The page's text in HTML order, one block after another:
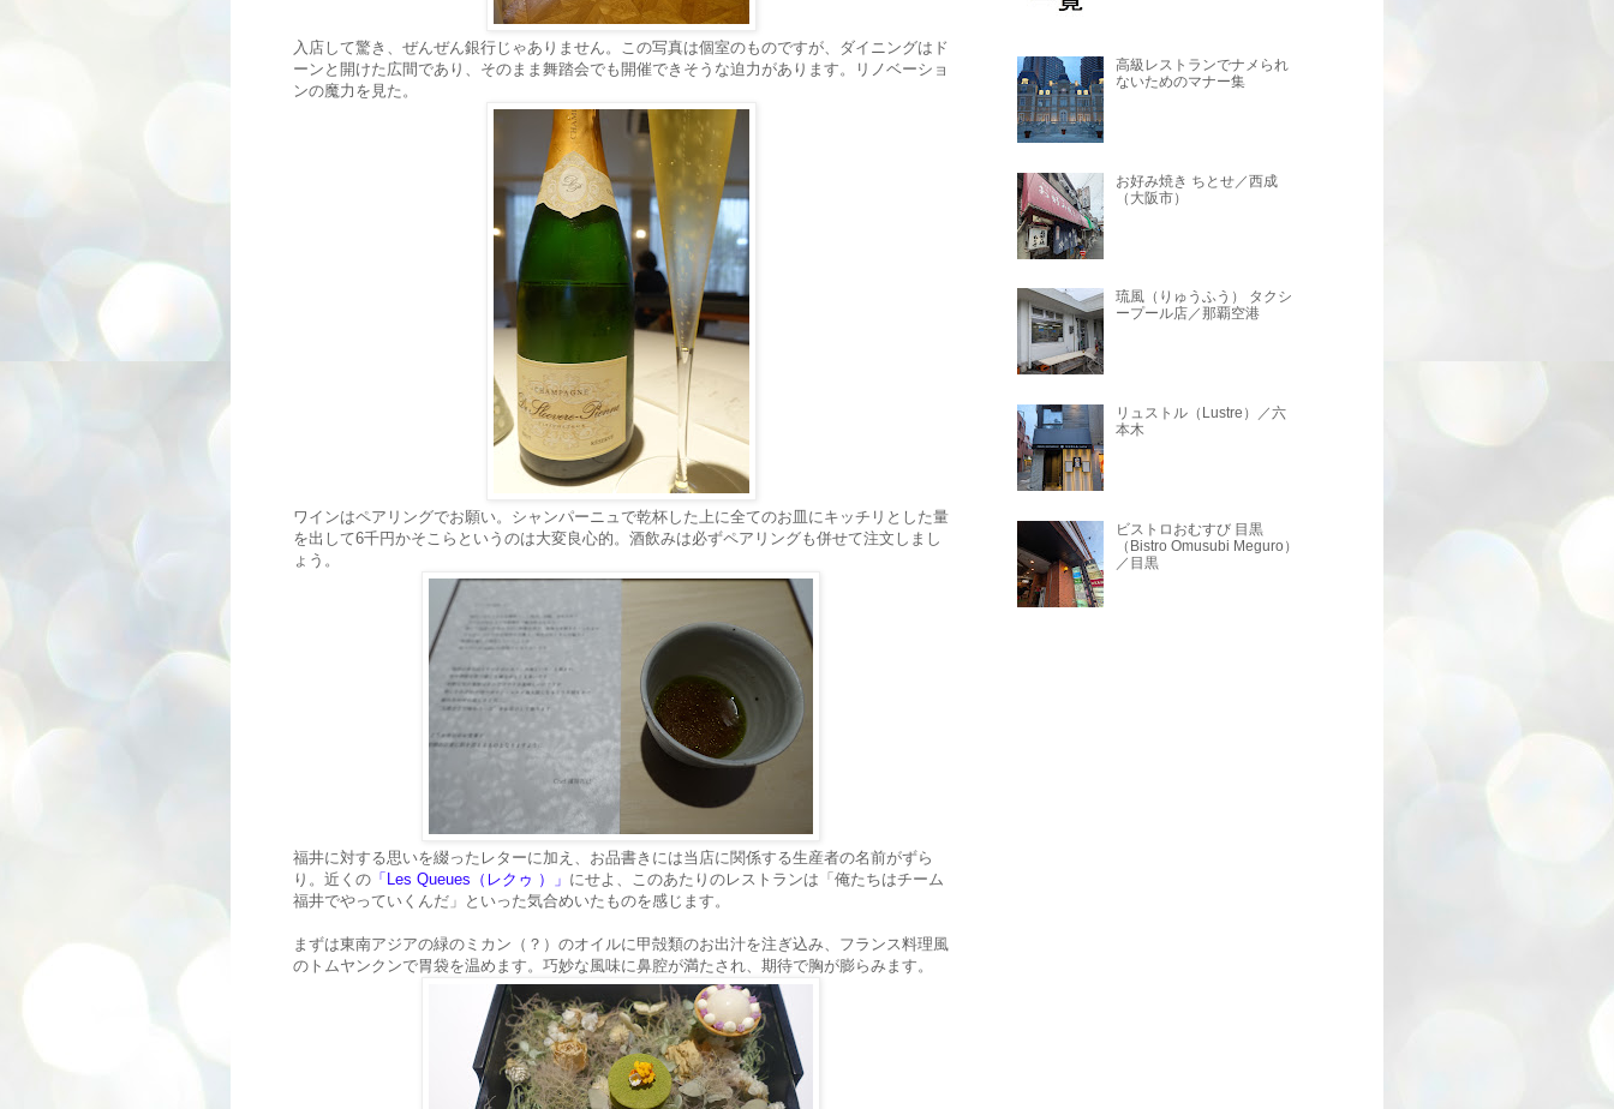
入店して驚き、ぜんぜん銀行じゃありません。この写真は個室のものですが、ダイニングはド
ーンと開けた広間であり、そのまま舞踏会でも開催できそうな迫力があります。リノベーショ
ンの魔力を見た。
ワインはペアリングでお願い。シャンパーニュで乾杯した上に全てのお皿にキッチリとした量
を出して6千円かそこらというのは大変良心的。酒飲みは必ずペアリングも併せて注文しまし
ょう。
福井に対する思いを綴ったレターに加え、お品書きには当店に関係する生産者の名前がずら
り。近くの 「Les Queues（レクゥ ）」 にせよ、このあたりのレストランは「俺たちはチーム
福井でやっていくんだ」といった気合めいたものを感じます。
まずは東南アジアの緑のミカン（？）のオイルに甲殻類のお出汁を注ぎ込み、フランス料理風
のトムヤンクンで胃袋を温めます。巧妙な風味に鼻腔が満たされ、期待で胸が膨らみます。
高級レストランでナメられ
ないためのマナー集
お好み焼き ちとせ／西成
（大阪市）
琉風（りゅうふう） タクシ
ープール店／那覇空港
リュストル（Lustre）／六
本木
ビストロおむすび 目黒
（Bistro Omusubi Meguro）
／目黒